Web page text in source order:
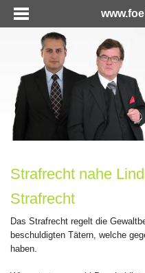
Strafrecht nahe
Strafrecht
Das Strafrecht regelt die
beschuldigten Tätern, welche
haben.